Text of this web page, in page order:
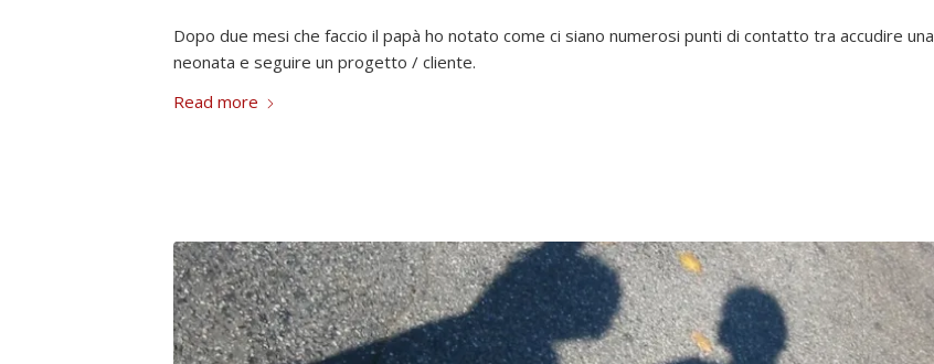
Dopo due mesi che faccio il papà ho notato come ci siano numerosi punti di contatto tra accudire una
neonata e seguire un progetto / cliente.
Read more